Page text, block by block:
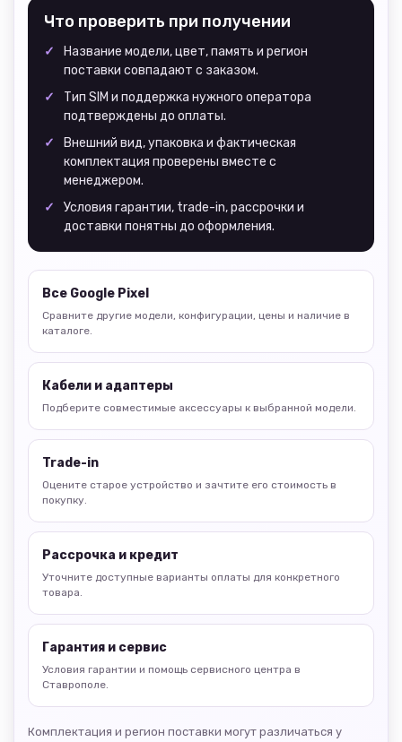
Что проверить при получении
Название модели, цвет, память и регион
поставки совпадают с заказом.
Тип SIM и поддержка нужного оператора
подтверждены до оплаты.
Внешний вид, упаковка и фактическая
комплектация проверены вместе с
менеджером.
Условия гарантии, trade-in, рассрочки и
доставки понятны до оформления.
Все Google Pixel
Сравните другие модели, конфигурации, цены и наличие в
каталоге.
Кабели и адаптеры
Подберите совместимые аксессуары к выбранной модели.
Trade-in
Оцените старое устройство и зачтите его стоимость в
покупку.
Рассрочка и кредит
Уточните доступные варианты оплаты для конкретного
товара.
Гарантия и сервис
Условия гарантии и помощь сервисного центра в
Ставрополе.
Комплектация и регион поставки могут различаться у